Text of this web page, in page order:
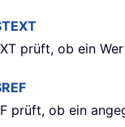
prüft, ob ein
prüft, ob ein